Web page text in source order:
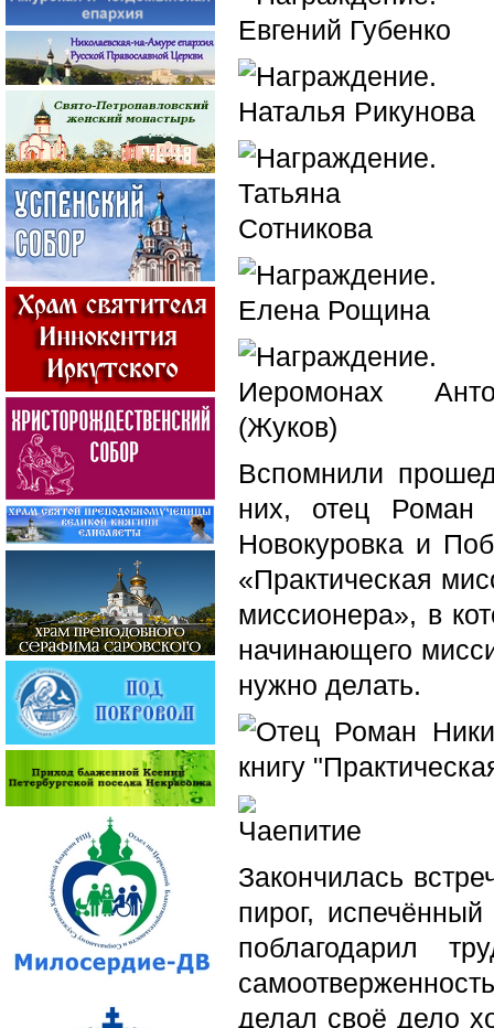
Вспомнили
них, отец Роман
Новокуровка и
«Практическая
миссионера», в
начинающего
нужно делать.
Закончилась
пирог,
поблагодарил
делал своё дело